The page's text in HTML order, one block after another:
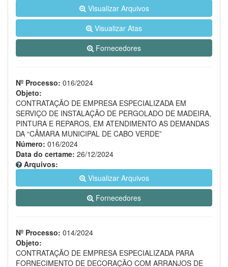
Visualizar Arquivos
Visualizar Atas
Fornecedores
Nº Processo: 016/2024
Objeto:
CONTRATAÇÃO DE EMPRESA ESPECIALIZADA EM
SERVIÇO DE INSTALAÇÃO DE PERGOLADO DE MADEIRA,
PINTURA E REPAROS, EM ATENDIMENTO AS DEMANDAS
DA “CÂMARA MUNICIPAL DE CABO VERDE”
Número: 016/2024
Data do certame: 26/12/2024
Arquivos:
Visualizar Arquivos
Fornecedores
Nº Processo: 014/2024
Objeto:
CONTRATAÇÃO DE EMPRESA ESPECIALIZADA PARA
FORNECIMENTO DE DECORAÇÃO COM ARRANJOS DE